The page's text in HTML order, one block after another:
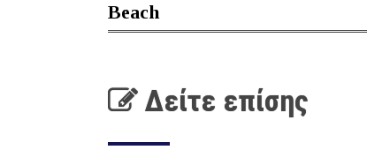
Beach
Δείτε επίσης